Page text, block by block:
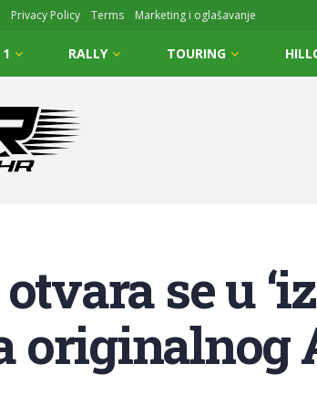
Privacy Policy Terms Marketing i oglašavanje
RALLY TOURING
se u